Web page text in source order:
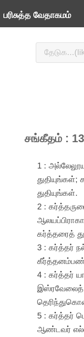
பரிசுத்த வேதாகமம்
சங்கீதம் :
1 :
துதியுங்கள்.
2 :
கர்த்தரைத்
3 : கர்த்தர்
4 : கர்த்தர்
இஸ்ரவேலைத்
5 : கர்த்தர்
ஆண்டவர்